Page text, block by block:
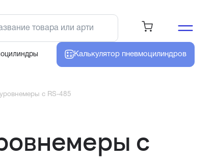
Калькулятор пневмоцилиндров
с RS-485
с